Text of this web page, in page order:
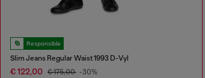
Responsible
Slim Jeans Regular Waist 1993 D-Vyl
€ 122,00 € 175,00 -30%